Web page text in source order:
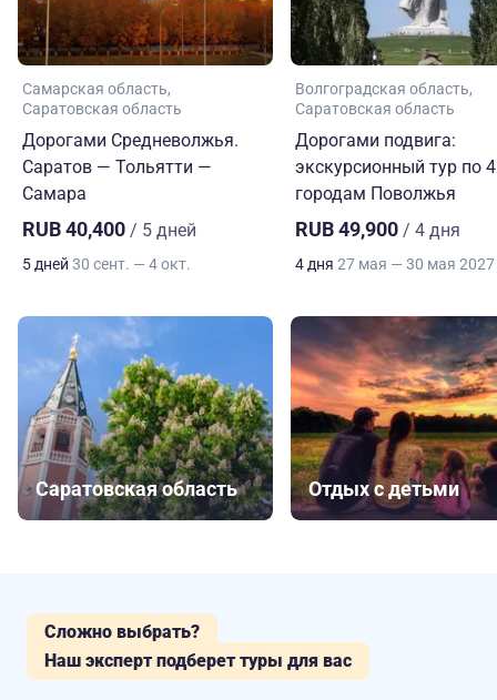
Самарская область
Саратовская область
Дорогами Средневолжья.
Саратов — Тольятти —
Самара
RUB 40,400 / 5 дней
5 дней 30 сент. — 4 окт.
Волгоградская область
Саратовская область
Дорогами подвига:
экскурсионный тур по 4
городам Поволжья
RUB 49,900 / 4 дня
4 дня 27 мая — 30 мая 2027
Саратовская область Отдых с детьми
Сложно выбрать?
Наш эксперт подберет туры для вас